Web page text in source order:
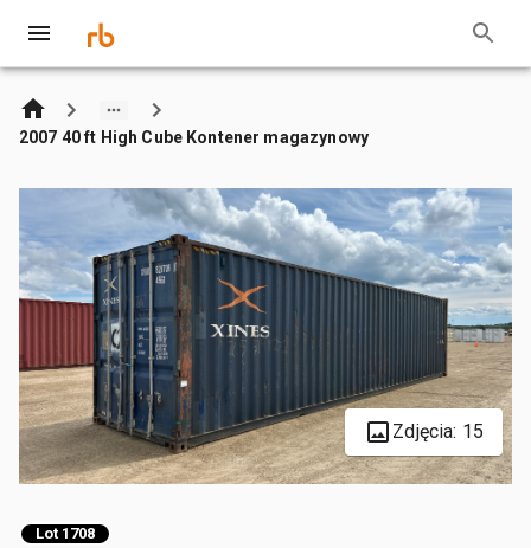
2007 40 ft High Cube Kontener magazynowy
Zdjęcia: 15
Lot 1708